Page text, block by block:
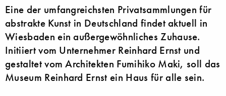
Eine der umfangreichsten Privatsammlungen für
abstrakte Kunst in Deutschland findet aktuell in
Wiesbaden ein außergewöhnliches Zuhause.
Initiiert vom Unternehmer Reinhard Ernst und
gestaltet vom Architekten Fumihiko Maki, soll das
Museum Reinhard Ernst ein Haus für alle sein.